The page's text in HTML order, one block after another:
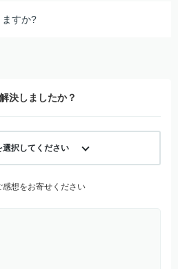
ますか?
決しましたか？
選択してください
感想をお寄せください